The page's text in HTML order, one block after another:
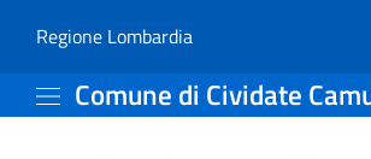
Come
Regione Lombardia(apre in un'altra
Comune di Cividate